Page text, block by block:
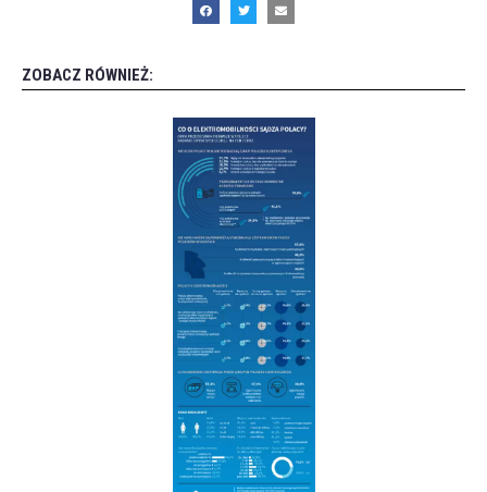
ZOBACZ RÓWNIEŻ: